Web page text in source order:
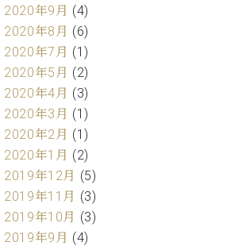
2020年9月 (4)
2020年8月 (6)
2020年7月 (1)
2020年5月 (2)
2020年4月 (3)
2020年3月 (1)
2020年2月 (1)
2020年1月 (2)
2019年12月 (5)
2019年11月 (3)
2019年10月 (3)
2019年9月 (4)